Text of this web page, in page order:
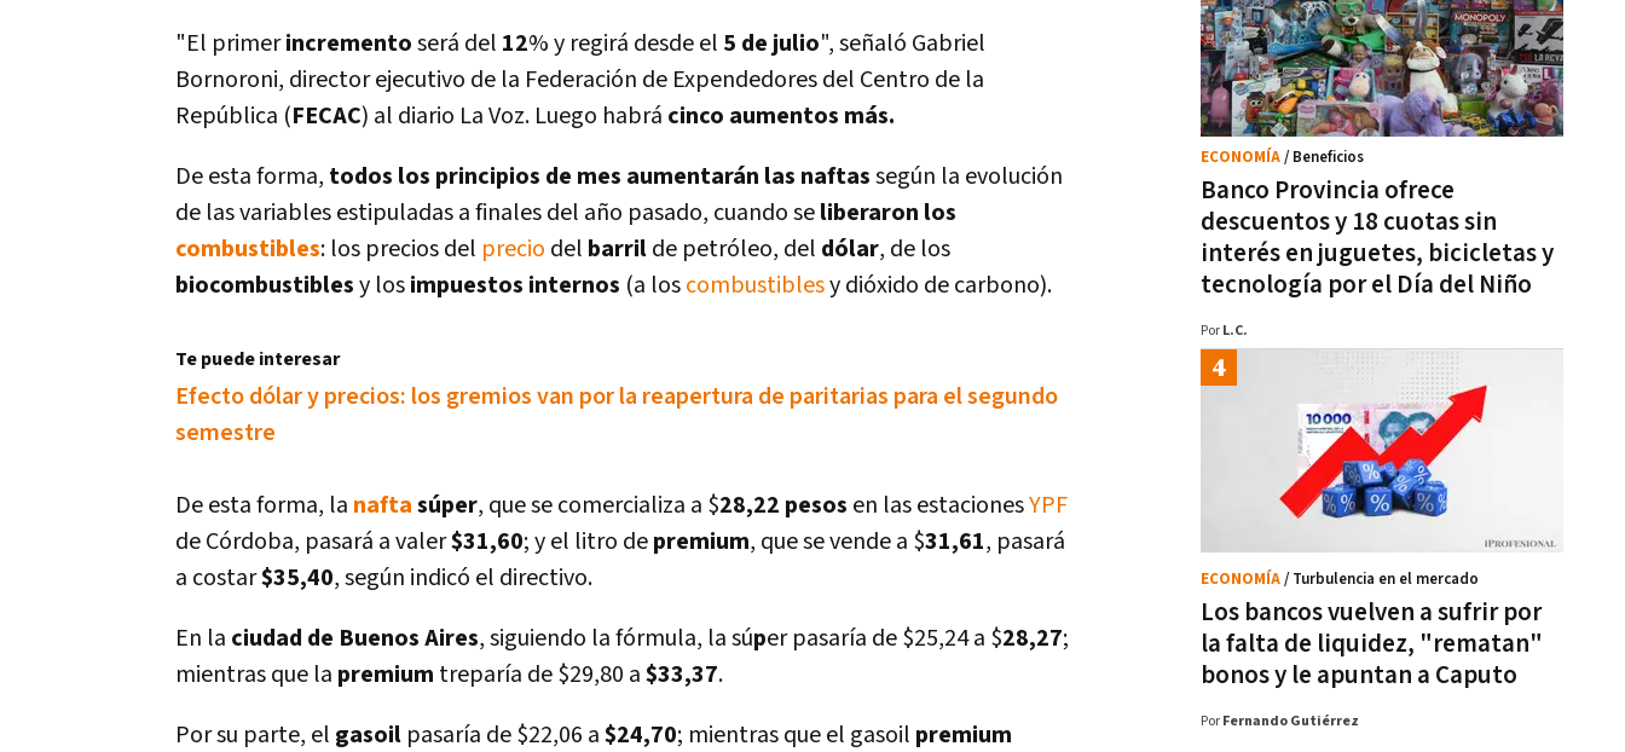
"El primerincrementoserá del 12% y regirá desde el 5 de julio", señaló Gabriel
Bornoroni, director ejecutivo de la Federación de Expendedores del Centro de la
República (FECAC) al diario La Voz. Luego habrá cinco aumentos más.
De esta forma, todos los principios de mes aumentarán las naftassegún la evolución
de las variables estipuladas a finales del año pasado, cuando seliberaron los
combustibles: los precios del precio del barrilde petróleo, del dólar, de los
biocombustiblesy losimpuestos internos (a loscombustiblesy dióxido de carbono).
Te puede interesar
Efecto dólar y precios: los gremios van por la reapertura de paritarias para el segundo
semestre
De esta forma, la naftasúper, que se comercializa a $28,22 pesos en las estacionesYPF
de Córdoba, pasará a valer$31,60; y el litro depremium, que se vende a $31,61, pasará
a costar$35,40, según indicó el directivo.
En la ciudad de Buenos Aires, siguiendo la fórmula, la súper pasarí­a de $25,24 a $28,27;
mientras que la premium treparí­a de $29,80 a$33,37.
Por su parte, el gasoil pasarí­a de $22,06 a$24,70; mientras que el gasoil premium
Banco Provincia ofrece
descuentos y 18 cuotas sin
interés en juguetes, bicicletas y
tecnología por el Día del Niño
ECONOMÍA/ Beneficios
Por L.C.
Los bancos vuelven a sufrir por
la falta de liquidez, "rematan"
bonos y le apuntan a Caputo
ECONOMÍA/ Turbulencia en el mercado
Por Fernando Gutiérrez